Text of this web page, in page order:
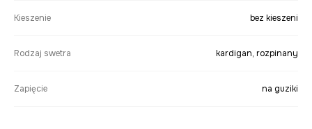
Kieszenie bez kieszeni
Rodzaj swetra kardigan, rozpinany
Zapięcie na guziki